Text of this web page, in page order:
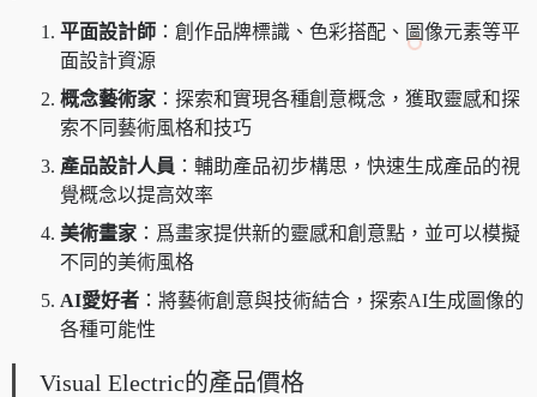
平面設計師 ：創作品牌標識、色彩搭配、圖像元素等平
面設計資源
概念藝術家 ：探索和實現各種創意概念，獲取靈感和探
索不同藝術風格和技巧
產品設計人員 ：輔助產品初步構思，快速生成產品的視
覺概念以提高效率
美術畫家 ：爲畫家提供新的靈感和創意點，並可以模擬
不同的美術風格
AI愛好者 ：將藝術創意與技術結合，探索AI生成圖像的
各種可能性
Visual Electric的產品價格